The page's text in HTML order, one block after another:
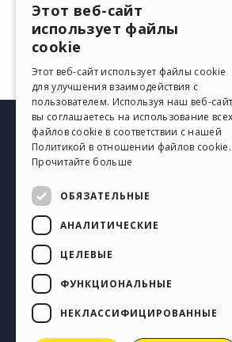
José Vicente G.
User
Автор
HELP CENTER
Инструкции
GERMAN
SPANISH
POLISH
Этот веб-сайт
использует файлы
cookie
Этот веб-сайт использует файлы cookie
для улучшения взаимодействия с
пользователем. Используя наш веб-
вы соглашаетесь на использование всех
файлов cookie в соответствии с нашей
Политикой в ​​отношении файлов cookie.
Прочитайте больше
ОБЯЗАТЕЛЬНЫЕ
АНАЛИТИЧЕСКИЕ
ЦЕЛЕВЫЕ
ФУНКЦИОНАЛЬНЫЕ
НЕКЛАССИФИЦИРОВАННЫЕ